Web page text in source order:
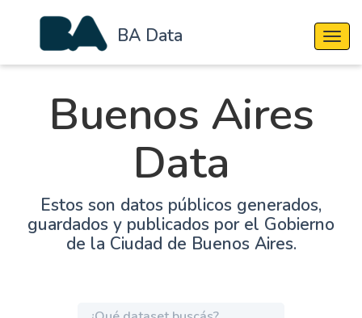
BA Data
Buenos Aires
Data
Estos son datos públicos generados,
guardados y publicados por el Gobierno
de la Ciudad de Buenos Aires.